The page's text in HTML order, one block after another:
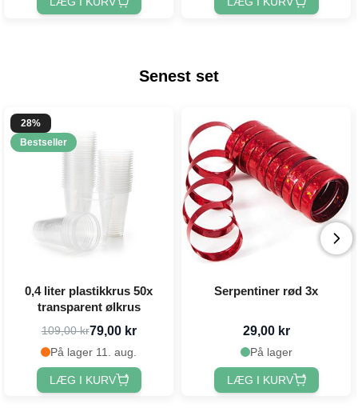
Senest set
28%
Bestseller
0,4 liter plastikkrus 50x
transparent ølkrus
109,00 kr79,00 kr
På lager 11. aug.
LÆG I KURV
Serpentiner rød 3x
29,00 kr
På lager
LÆG I KURV